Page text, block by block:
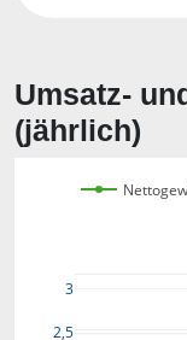
Umsatz-
(jährlich)
2,5
3